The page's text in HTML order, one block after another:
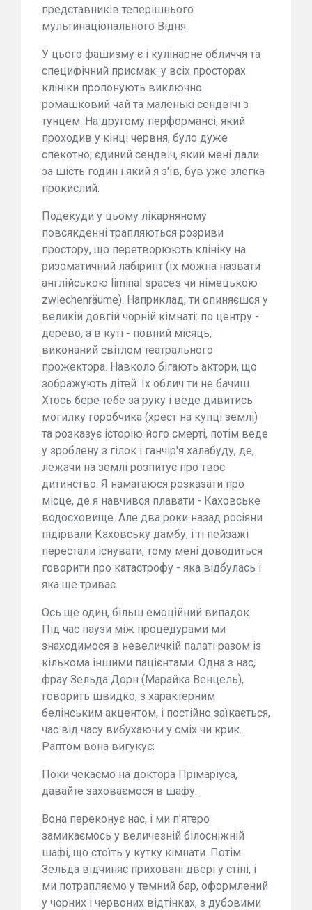
представників теперішнього
мультинаціонального Відня.
У цього фашизму є і кулінарне обличчя та
специфічний присмак: у всіх просторах
клініки пропонують виключно
ромашковий чай та маленькі сендвічі з
тунцем. На другому перформансі, який
проходив у кінці червня, було дуже
спекотно; єдиний сендвіч, який мені дали
за шість годин і який я з'їв, був уже злегка
прокислий.
Подекуди у цьому лікарняному
повсякденні трапляються розриви
простору, що перетворюють клініку на
ризоматичний лабіринт (їх можна назвати
англійською liminal spaces чи німецькою
zwiechenräume). Наприклад, ти опиняєшся у
великій довгій чорній кімнаті: по центру -
дерево, а в куті - повний місяць,
виконаний світлом театрального
прожектора. Навколо бігають актори, що
зображують дітей. Їх облич ти не бачиш.
Хтось бере тебе за руку і веде дивитись
могилку горобчика (хрест на купці землі)
та розказує історію його смерті, потім веде
у зроблену з гілок і ганчір'я халабуду, де,
лежачи на землі розпитує про твоє
дитинство. Я намагаюся розказати про
місце, де я навчився плавати - Каховське
водосховище. Але два роки назад росіяни
підірвали Каховську дамбу, і ті пейзажі
перестали існувати, тому мені доводиться
говорити про катастрофу - яка відбулась і
яка ще триває.
Ось ще один, більш емоційний випадок.
Під час паузи між процедурами ми
знаходимося в невеличкій палаті разом із
кількома іншими пацієнтами. Одна з нас,
фрау Зельда Дорн (Марайка Вeнцель),
говорить швидко, з характерним
белінським акцентом, і постійно заїкається,
час від часу вибухаючи у сміх чи крик.
Раптом вона вигукує:
Поки чекаємо на доктора Прімаріуса,
давайте заховаємося в шафу.
Вона переконує нас, і ми п'ятеро
замикаємось у величезній білосніжній
шафі, що стоїть у кутку кімнати. Потім
Зельда відчиняє приховані двері у стіні, і
ми потрапляємо у темний бар, оформлений
у чорних і червоних відтінках, з дубовими